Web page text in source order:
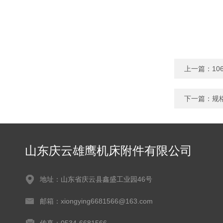
上一篇：
下一篇： 规
山东庆云雄鹰机床附件有限公司
地址：山东省庆云县鑫盛工业园46号
邮箱：xiongying6681566@163.com